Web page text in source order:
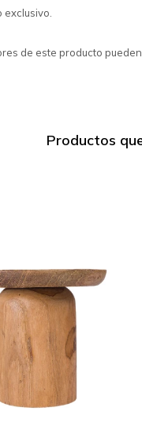
de este producto
Productos